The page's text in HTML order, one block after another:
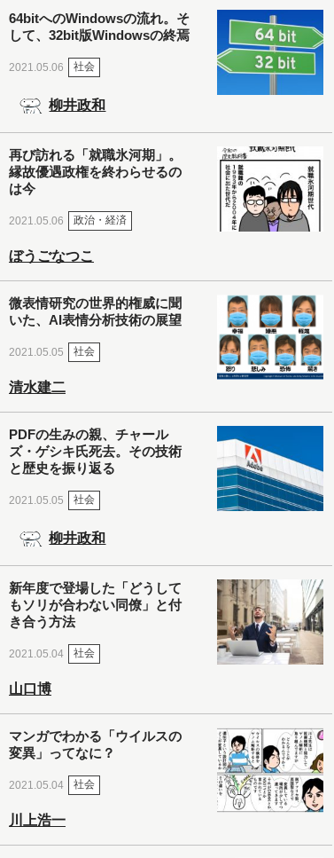
64bitへのWindowsの流れ。そ
して、32bit版Windowsの終焉
2021.05.06 社会
柳井政和
再び訪れる「就職氷河期」。
縁故優遇政権を終わらせるの
は今
2021.05.06 政治・経済
ぼうごなつこ
微表情研究の世界的権威に聞
いた、AI表情分析技術の展望
2021.05.05 社会
清水建二
PDFの生みの親、チャール
ズ・ゲシキ氏死去。その技術
と歴史を振り返る
2021.05.05 社会
柳井政和
新年度で登場した「どうして
もソリが合わない同僚」と付
き合う方法
2021.05.04 社会
山口博
マンガでわかる「ウイルスの
変異」ってなに？
2021.05.04 社会
川上浩一